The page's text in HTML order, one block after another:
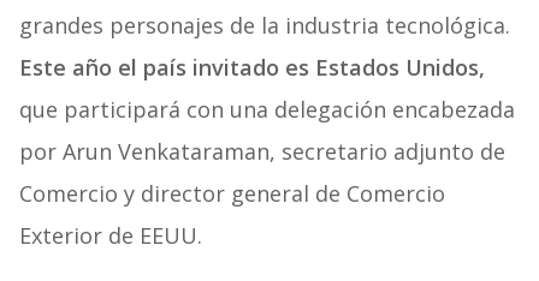
grandes personajes de la industria tecnológica.
Este año el país invitado es Estados Unidos,
que participará con una delegación encabezada
por Arun Venkataraman, secretario adjunto de
Comercio y director general de Comercio
Exterior de EEUU.